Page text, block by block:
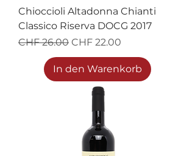
Chioccioli Altadonna Chianti
Classico Riserva DOCG 2017
Standardpreis
CHF 26.00 Sale-Preis
CHF 22.00
In den Warenkorb